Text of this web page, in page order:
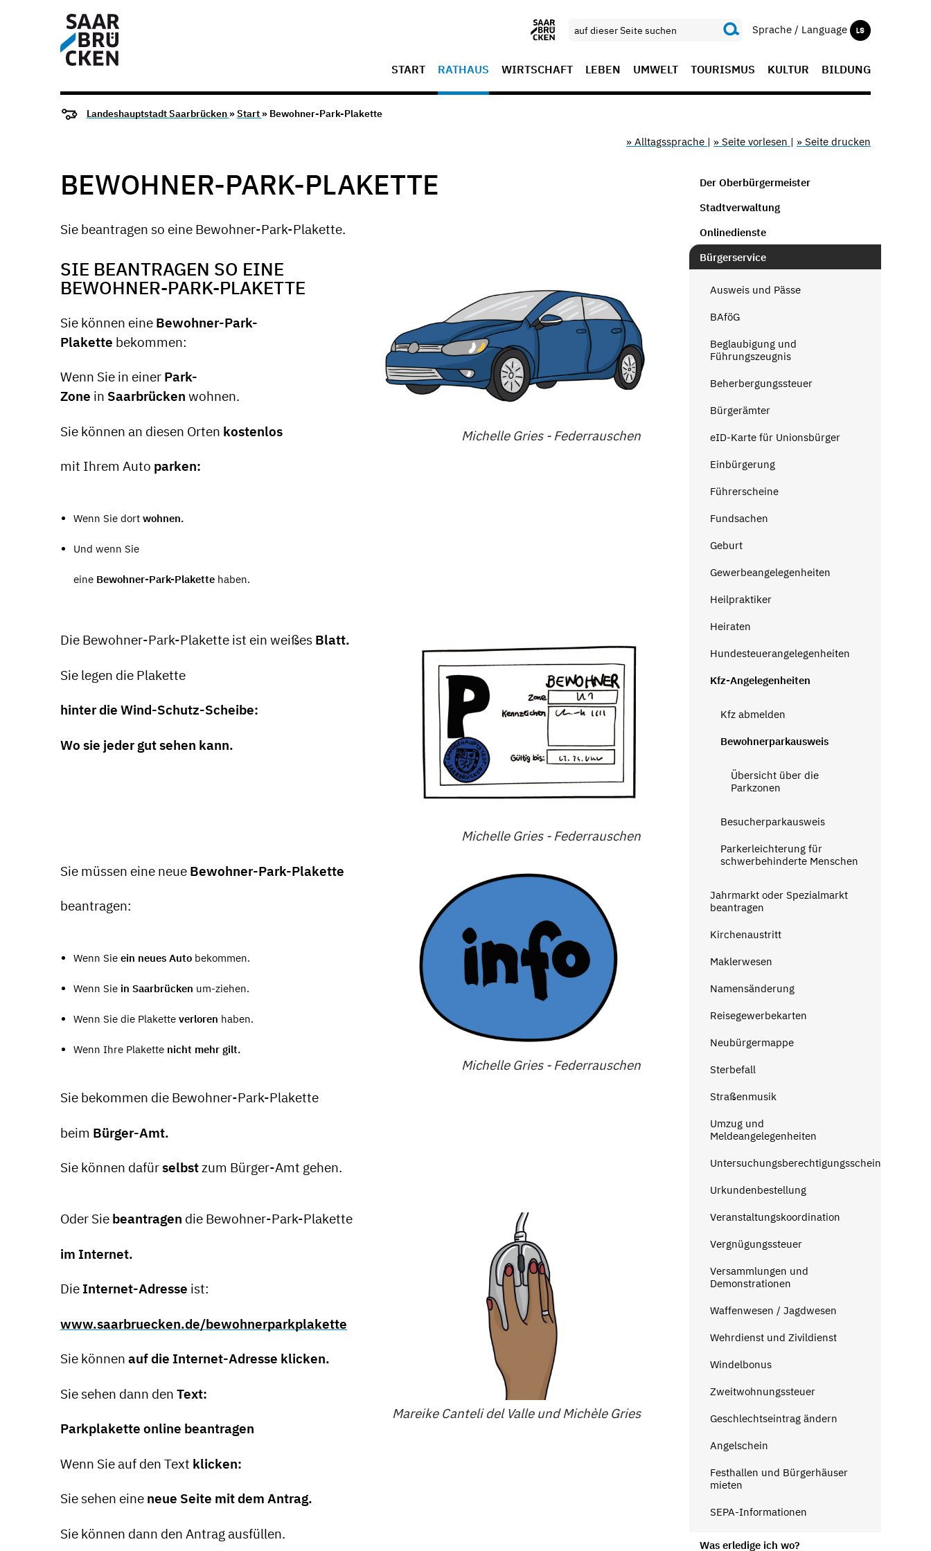
Sprache / Language
START RATHAUS WIRTSCHAFT LEBEN UMWELT TOURISMUS KULTUR BILDUNG
Landeshauptstadt Saarbrücken »Start » Bewohner-Park-Plakette
» Alltagssprache | » Seite vorlesen | » Seite drucken
BEWOHNER-PARK-PLAKETTE
Sie beantragen so eine Bewohner-Park-Plakette.
Michelle Gries - Federrauschen
SIE BEANTRAGEN SO EINE
BEWOHNER-PARK-PLAKETTE
Sie können eine Bewohner-Park-
Plakette bekommen:
Wenn Sie in einer Park-
Zone in Saarbrücken wohnen.
Sie können an diesen Orten kostenlos
mit Ihrem Auto parken:
Wenn Sie dort wohnen.
Und wenn Sie
eine Bewohner-Park-Plakettehaben.
Michelle Gries - Federrauschen
Die Bewohner-Park-Plakette ist ein weißes Blatt.
Sie legen die Plakette
hinter die Wind-Schutz-Scheibe:
Wo sie jeder gut sehen kann.
Michelle Gries - Federrauschen
Sie müssen eine neue Bewohner-Park-Plakette
beantragen:
Wenn Sieein neues Auto bekommen.
Wenn Sie in Saarbrücken um-ziehen.
Wenn Sie die Plakette verloren haben.
Wenn Ihre Plakette nicht mehr gilt.
Sie bekommen die Bewohner-Park-Plakette
beim Bürger-Amt.
Sie können dafürselbstzum Bürger-Amt gehen.
Mareike Canteli del Valle und Michèle Gries
Oder Sie beantragen die Bewohner-Park-Plakette
im Internet.
Die Internet-Adresse ist:
www.saarbruecken.de/bewohnerparkplakette
Sie können auf die Internet-Adresse klicken.
Sie sehen dann den Text:
Parkplakette online beantragen
Wenn Sie auf den Text klicken:
Sie sehen eine neue Seite mit dem Antrag.
Sie können dann den Antrag ausfüllen.
Der Oberbürgermeister
Stadtverwaltung
Onlinedienste
Bürgerservice
Ausweis und Pässe
BAföG
Beglaubigung und
Führungszeugnis
Beherbergungssteuer
Bürgerämter
eID-Karte für Unionsbürger
Einbürgerung
Führerscheine
Fundsachen
Geburt
Gewerbeangelegenheiten
Heilpraktiker
Heiraten
Hundesteuerangelegenheiten
Kfz-Angelegenheiten
Kfz abmelden
Bewohnerparkausweis
Übersicht über die
Parkzonen
Besucherparkausweis
Parkerleichterung für
schwerbehinderte Menschen
Jahrmarkt oder Spezialmarkt
beantragen
Kirchenaustritt
Maklerwesen
Namensänderung
Reisegewerbekarten
Neubürgermappe
Sterbefall
Straßenmusik
Umzug und
Meldeangelegenheiten
Untersuchungsberechtigungsschein
Urkundenbestellung
Veranstaltungskoordination
Vergnügungssteuer
Versammlungen und
Demonstrationen
Waffenwesen / Jagdwesen
Wehrdienst und Zivildienst
Windelbonus
Zweitwohnungssteuer
Geschlechtseintrag ändern
Angelschein
Festhallen und Bürgerhäuser
mieten
SEPA-Informationen
Was erledige ich wo?